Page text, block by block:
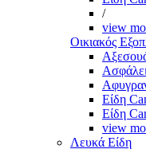
/
view
Οικιακός
Είδη
Είδη
view
Λευκά Είδη